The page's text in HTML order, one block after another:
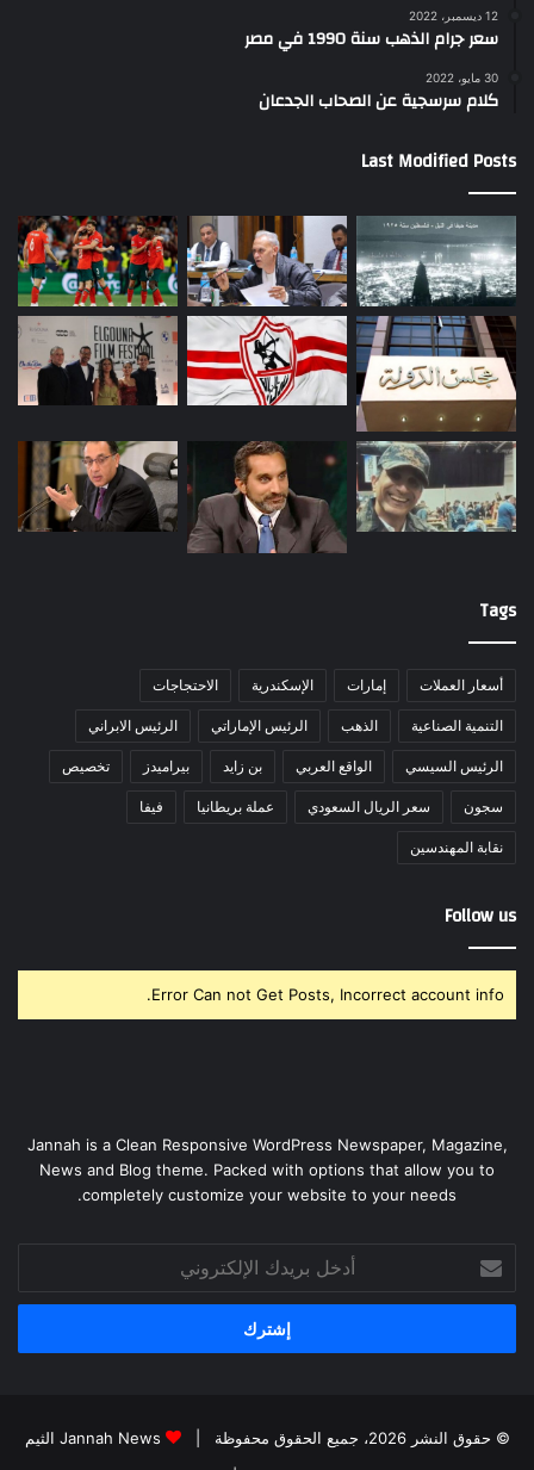
12 ديسمبر، 2022
سعر جرام الذهب سنة 1990 في مصر
30 مايو، 2022
كلام سرسجية عن الصحاب الجدعان
Last Modified Posts
Tags
أسعار العملات إمارات الإسكندرية الاحتجاجات
التنمية الصناعية الذهب الرئيس الإماراتي الرئيس الابراني
الرئيس السيسي الواقع العربي بن زايد بيراميدز تخصيص
سجون سعر الريال السعودي عملة بريطانيا فيفا
نقابة المهندسين
Follow us
Error Can not Get Posts, Incorrect account info.
Jannah is a Clean Responsive WordPress Newspaper, Magazine,
News and Blog theme. Packed with options that allow you to
completely customize your website to your needs.
بريدك
الإلكتروني
© حقوق النشر 2026، جميع الحقوق محفوظة |
Jannah News الثيم